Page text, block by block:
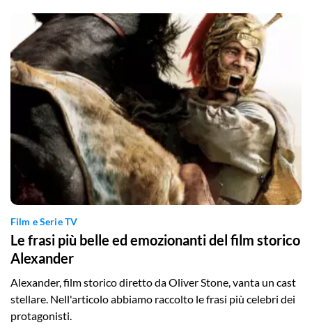
Film e Serie TV
Le frasi più belle ed emozionanti del film storico
Alexander
Alexander, film storico diretto da Oliver Stone, vanta un cast
stellare. Nell'articolo abbiamo raccolto le frasi più celebri dei
protagonisti.